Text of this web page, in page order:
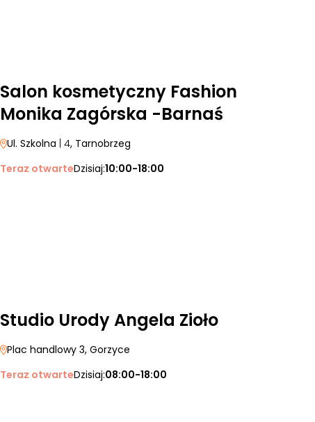
Salon kosmetyczny Fashion
Monika Zagórska -Barnaś
Ul. Szkolna | 4, Tarnobrzeg
Teraz otwarteDzisiaj:10:00-18:00
Studio Urody Angela Zioło
Plac handlowy 3, Gorzyce
Teraz otwarteDzisiaj:08:00-18:00